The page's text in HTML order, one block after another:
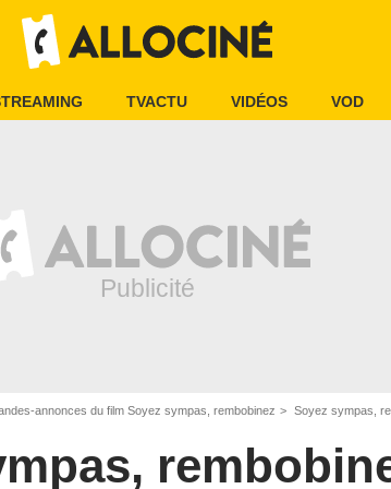
TVACTU VIDÉOS VOD
annonces du film Soyez sympas, rembobinez Soyez sympas,